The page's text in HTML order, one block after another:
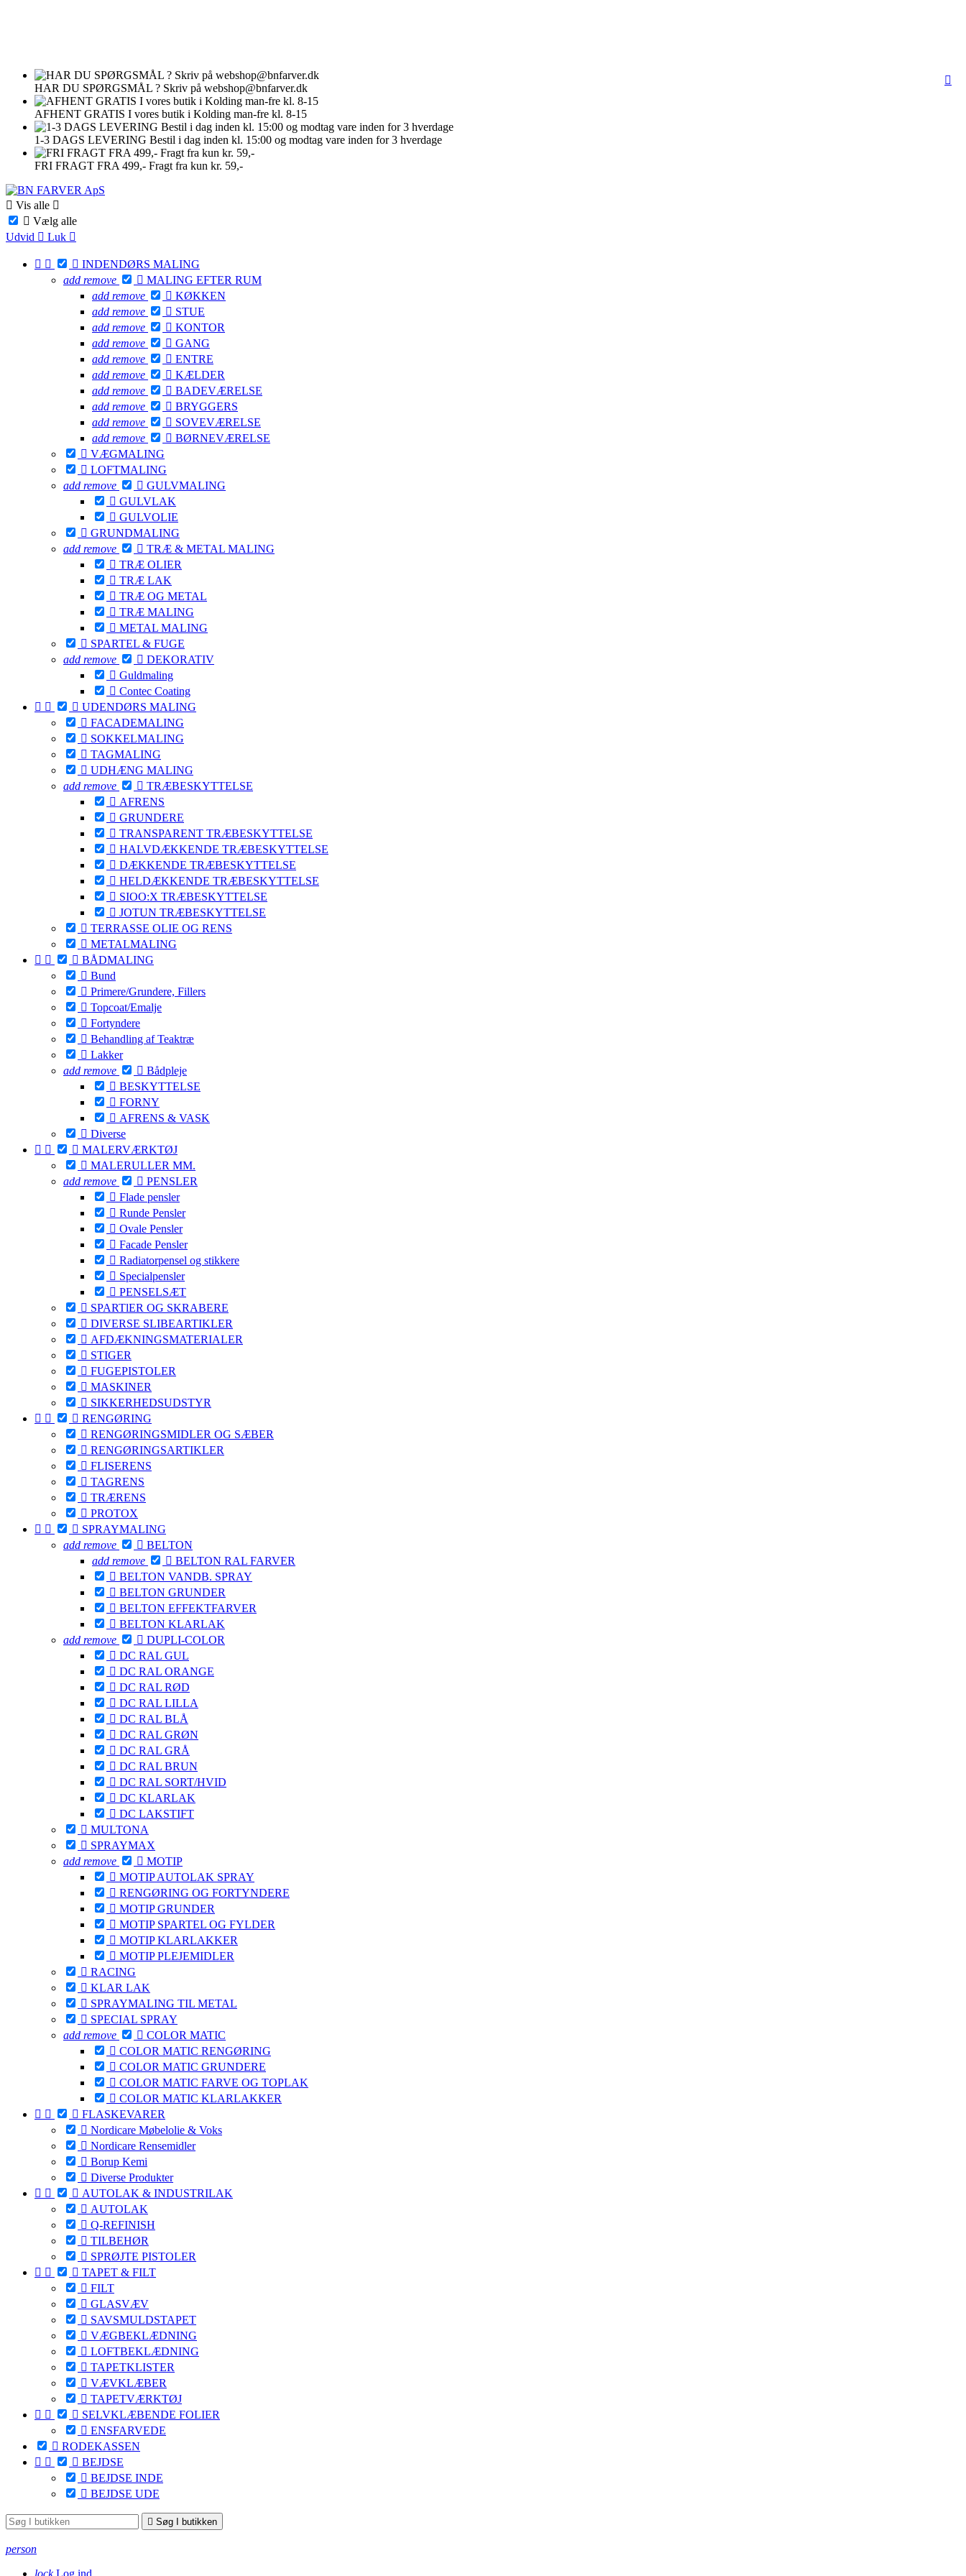
HAR DU SPØRGSMÅL ? Skriv på webshop@bnfarver.dk
AFHENT GRATIS I vores butik i Kolding man-fre kl. 8-15
1-3 DAGS LEVERING Bestil i dag inden kl. 15:00 og modtag vare inden for 3 hverdage
FRI FRAGT FRA 499,- Fragt fra kun kr. 59,-
 Vis alle 
 Vælg alle
Udvid  Luk 
   INDENDØRS MALING
add remove  MALING EFTER RUM
add remove  KØKKEN
add remove  STUE
add remove  KONTOR
add remove  GANG
add remove  ENTRE
add remove  KÆLDER
add remove  BADEVÆRELSE
add remove  BRYGGERS
add remove  SOVEVÆRELSE
add remove  BØRNEVÆRELSE
 VÆGMALING
 LOFTMALING
add remove  GULVMALING
 GULVLAK
 GULVOLIE
 GRUNDMALING
add remove  TRÆ & METAL MALING
 TRÆ OLIER
 TRÆ LAK
 TRÆ OG METAL
 TRÆ MALING
 METAL MALING
 SPARTEL & FUGE
add remove  DEKORATIV
 Guldmaling
 Contec Coating
   UDENDØRS MALING
 FACADEMALING
 SOKKELMALING
 TAGMALING
 UDHÆNG MALING
add remove  TRÆBESKYTTELSE
 AFRENS
 GRUNDERE
 TRANSPARENT TRÆBESKYTTELSE
 HALVDÆKKENDE TRÆBESKYTTELSE
 DÆKKENDE TRÆBESKYTTELSE
 HELDÆKKENDE TRÆBESKYTTELSE
 SIOO:X TRÆBESKYTTELSE
 JOTUN TRÆBESKYTTELSE
 TERRASSE OLIE OG RENS
 METALMALING
   BÅDMALING
 Bund
 Primere/Grundere, Fillers
 Topcoat/Emalje
 Fortyndere
 Behandling af Teaktræ
 Lakker
add remove  Bådpleje
 BESKYTTELSE
 FORNY
 AFRENS & VASK
 Diverse
   MALERVÆRKTØJ
 MALERULLER MM.
add remove  PENSLER
 Flade pensler
 Runde Pensler
 Ovale Pensler
 Facade Pensler
 Radiatorpensel og stikkere
 Specialpensler
 PENSELSÆT
 SPARTlER OG SKRABERE
 DIVERSE SLIBEARTIKLER
 AFDÆKNINGSMATERIALER
 STIGER
 FUGEPISTOLER
 MASKINER
 SIKKERHEDSUDSTYR
   RENGØRING
 RENGØRINGSMIDLER OG SÆBER
 RENGØRINGSARTIKLER
 FLISERENS
 TAGRENS
 TRÆRENS
 PROTOX
   SPRAYMALING
add remove  BELTON
add remove  BELTON RAL FARVER
 BELTON VANDB. SPRAY
 BELTON GRUNDER
 BELTON EFFEKTFARVER
 BELTON KLARLAK
add remove  DUPLI-COLOR
 DC RAL GUL
 DC RAL ORANGE
 DC RAL RØD
 DC RAL LILLA
 DC RAL BLÅ
 DC RAL GRØN
 DC RAL GRÅ
 DC RAL BRUN
 DC RAL SORT/HVID
 DC KLARLAK
 DC LAKSTIFT
 MULTONA
 SPRAYMAX
add remove  MOTIP
 MOTIP AUTOLAK SPRAY
 RENGØRING OG FORTYNDERE
 MOTIP GRUNDER
 MOTIP SPARTEL OG FYLDER
 MOTIP KLARLAKKER
 MOTIP PLEJEMIDLER
 RACING
 KLAR LAK
 SPRAYMALING TIL METAL
 SPECIAL SPRAY
add remove  COLOR MATIC
 COLOR MATIC RENGØRING
 COLOR MATIC GRUNDERE
 COLOR MATIC FARVE OG TOPLAK
 COLOR MATIC KLARLAKKER
   FLASKEVARER
 Nordicare Møbelolie & Voks
 Nordicare Rensemidler
 Borup Kemi
 Diverse Produkter
   AUTOLAK & INDUSTRILAK
 AUTOLAK
 Q-REFINISH
 TILBEHØR
 SPRØJTE PISTOLER
   TAPET & FILT
 FILT
 GLASVÆV
 SAVSMULDSTAPET
 VÆGBEKLÆDNING
 LOFTBEKLÆDNING
 TAPETKLISTER
 VÆVKLÆBER
 TAPETVÆRKTØJ
   SELVKLÆBENDE FOLIER
 ENSFARVEDE
 RODEKASSEN
   BEJDSE
 BEJDSE INDE
 BEJDSE UDE
 Søg I butikken
person
lock Log ind
